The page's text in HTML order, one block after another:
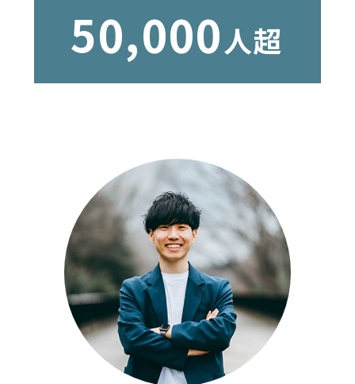
50,000人超